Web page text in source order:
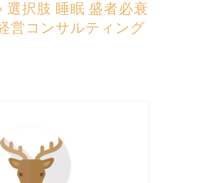
選択肢 睡眠 盛者必衰
営コンサルティング